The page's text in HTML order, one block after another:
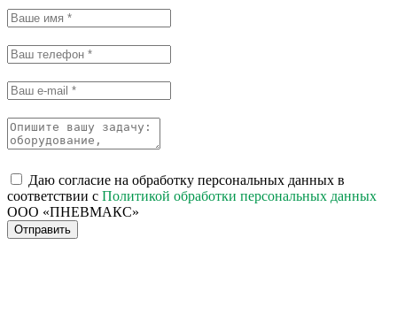
Даю согласие на обработку персональных данных в
соответствии с Политикой обработки персональных данных
ООО «ПНЕВМАКС»
Отправить